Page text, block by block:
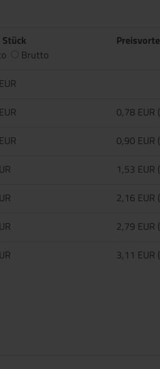
Brutto
0,78 EUR
0,90 EUR
1,53 EUR
2,16 EUR
2,79 EUR
3,11 EUR